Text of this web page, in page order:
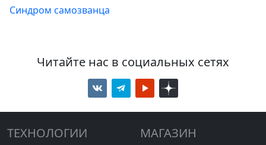
Синдром самозванца
Читайте нас в социальных сетях
ТЕХНОЛОГИИ МАГАЗИН